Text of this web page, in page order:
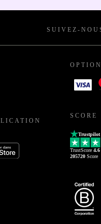
SUIVEZ-
SCORE
Trustpilot
TrustScore 4.6
205720 Score